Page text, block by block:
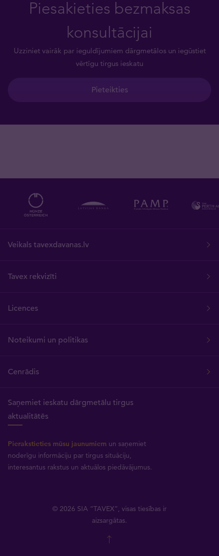
Piesakieties bezmaksas
konsultācijai
Uzziniet vairāk par ieguldījumiem dārgmetālos un iegūstiet
vērtīgu tirgus ieskatu
Pieteikties
Veikals tavexdavanas.lv
Tavex rekvizīti
Licences
Noteikumi un politikas
Cenrādis
Saņemiet ieskatu dārgmetālu tirgus
aktualitātēs
Pierakstieties mūsu jaunumiem un saņemiet
noderīgu informāciju par tirgus situāciju,
interesantus rakstus un aktuālos piedāvājumus.
© 2026 SIA “TAVEX”, visas tiesības ir
aizsargātas.